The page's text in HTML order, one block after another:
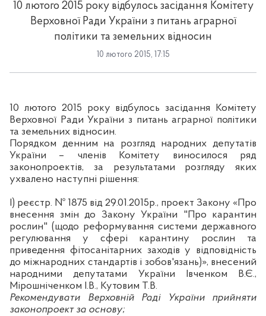
10 лютого 2015 року відбулось засідання Комітету
Верховної Ради України з питань аграрної
політики та земельних відносин
10 лютого 2015, 17:15
10 лютого 2015 року відбулось засідання Комітету
Верховної Ради України з питань аграрної політики
та земельних відносин.
Порядком денним на розгляд народних депутатів
України – членів Комітету виносилося ряд
законопроектів, за результатами розгляду яких
ухвалено наступні рішення:
І) реєстр. № 1875 від 29.01.2015р., проект Закону «Про
внесення змін до Закону України "Про карантин
рослин" (щодо реформування системи державного
регулювання у сфері карантину рослин та
приведення фітосанітарнихзаходів у відповідність
до міжнародних стандартів і зобов'язань)», внесений
народними депутатами України Івченком В.Є.,
Мірошніченком І.В., Кутовим Т.В.
Рекомендувати Верховній Раді України прийняти
законопроект за основу;